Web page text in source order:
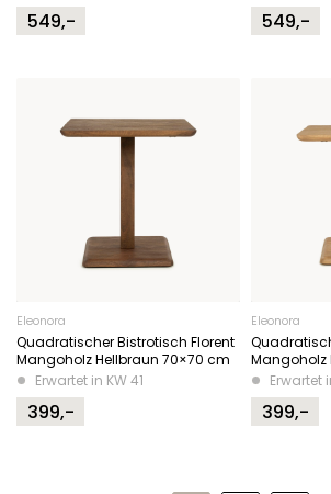
549,- 549,-
Eleonora
Quadratischer Bistrotisch Florent
Mangoholz Hellbraun 70×70 cm
Erwartet in KW 41
399,-
Eleonora
Mangoholz
Erwartet
399,-